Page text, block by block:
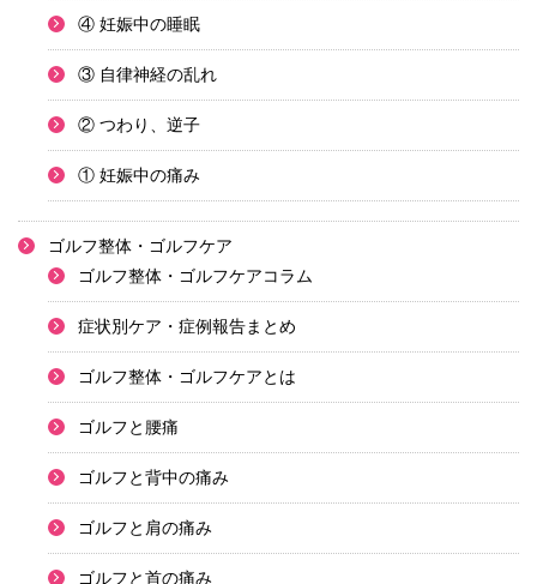
④ 妊娠中の睡眠
③ 自律神経の乱れ
② つわり、逆子
① 妊娠中の痛み
ゴルフ整体・ゴルフケア
ゴルフ整体・ゴルフケアコラム
症状別ケア・症例報告まとめ
ゴルフ整体・ゴルフケアとは
ゴルフと腰痛
ゴルフと背中の痛み
ゴルフと肩の痛み
ゴルフと首の痛み